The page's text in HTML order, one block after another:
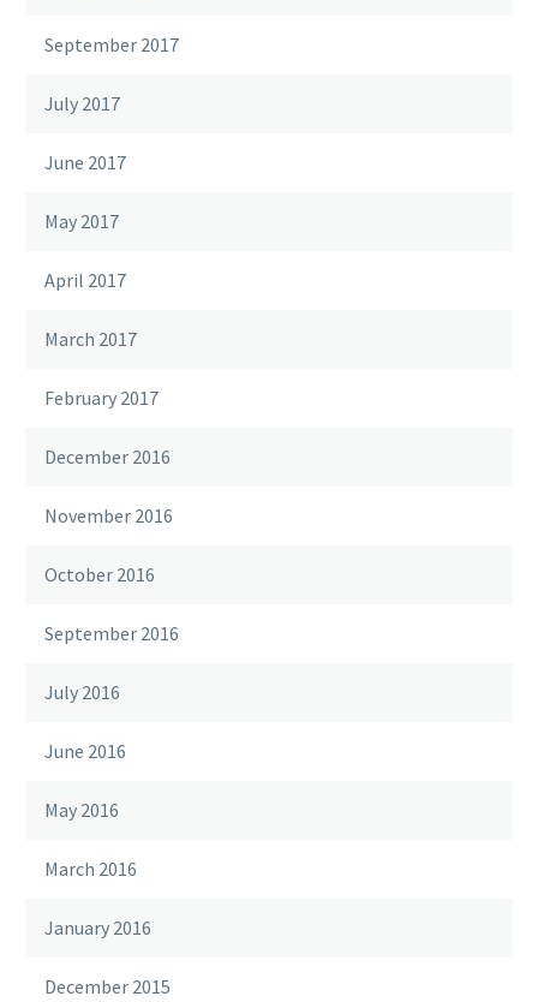
September 2017
July 2017
June 2017
May 2017
April 2017
March 2017
February 2017
December 2016
November 2016
October 2016
September 2016
July 2016
June 2016
May 2016
March 2016
January 2016
December 2015